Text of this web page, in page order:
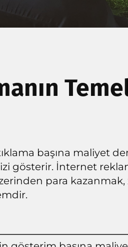
başına maliyet
gösterir. İnternet
para